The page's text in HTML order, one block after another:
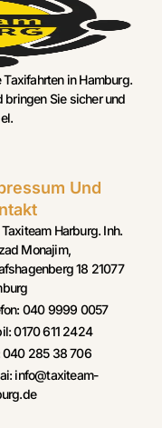
in Hamburg.
bringen Sie sicher und
Und
Harburg. Inh.
Monajim,
18 21077
040 9999 0057
0170 611 2424
040 285 38 706
info@taxiteam-